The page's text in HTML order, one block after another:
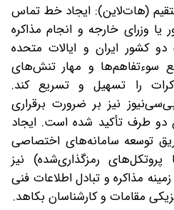
(هات‌لاین): ایجاد خط تماس
وزرای خارجه و انجام مذاکره
دو کشور ایران و ایالات متحده
سوءتفاهم‌ها و مهار تنش‌های
را تسهیل و تسریع کند.
نیز بر ضرورت برقراری
دو طرف تأکید شده است. ایجاد
توسعه سامانه‌های اختصاصی
پروتکل‌های رمزگذاری‌شده) نیز
مذاکره و تبادل اطلاعات فنی
مقامات و کارشناسان بکاهد.